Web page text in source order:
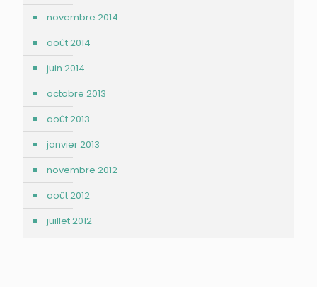
novembre 2014
août 2014
juin 2014
octobre 2013
août 2013
janvier 2013
novembre 2012
août 2012
juillet 2012